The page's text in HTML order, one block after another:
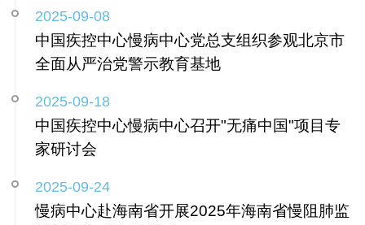
2025-09-08
中国疾控中心慢病中心党总支组织参观北京市
全面从严治党警示教育基地
2025-09-18
中国疾控中心慢病中心召开"无痛中国"项目专
家研讨会
2025-09-24
慢病中心赴海南省开展2025年海南省慢阻肺监